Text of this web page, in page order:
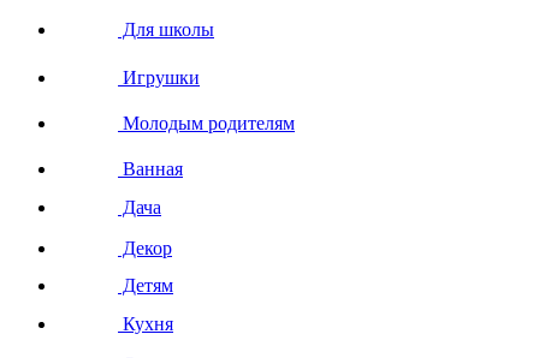
Для школы
Игрушки
Молодым родителям
Ванная
Дача
Декор
Детям
Кухня